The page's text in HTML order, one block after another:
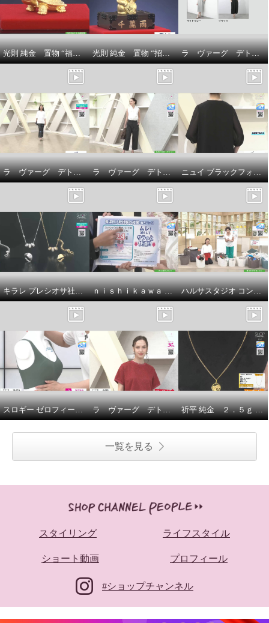
光則 純金 置物 “福亀” ＜３ｇ＞ 光則 純金 置物 “招き猫” ＜５ｇ＞ ラ ヴァーグ デトワール 襟開きの変化が 雰囲気を変える リラックス裏毛ワンピース
ラ ヴァーグ デトワール 袖口ターンバック ソフトコットン混天竺 メッセージプリント リラックスＴシャツ ラ ヴァーグ デトワール はくだけで今どき風 楽なウエストゴムで センターラインありの ２タックバレルパンツ ニュイ ブラックフォーマル 洗濯機で洗える！ シフォンブラウス
キラレ プレシオサ社製 クリスタルガラス トリプルロンデル ミラープレスペンダント＆ 片側用ツイストイヤーカフ キラキラ欲張りセット ｎｉｓｈｉｋａｗａ オールコットン 抗菌 リバーシブル やわらか水洗い敷きパッド ＜シングル＞ ハルサスタジオ コンパクトに収納できる 折りたためる ランドリーバスケット ２個セット
スロギー ゼロフィール エブリデイ ハーフトップブラ ３枚セット ラ ヴァーグ デトワール さりげなく決まる デイリーにもお出かけにも カットジャガード 上品プルオーバー 祈平 純金 ２．５ｇ ＰＡＭＰ社製 バラの妖精 リバーシブルコイン ペンダントトップ
一覧を見る
スタイリング ライフスタイル
ショート動画 プロフィール
#ショップチャンネル